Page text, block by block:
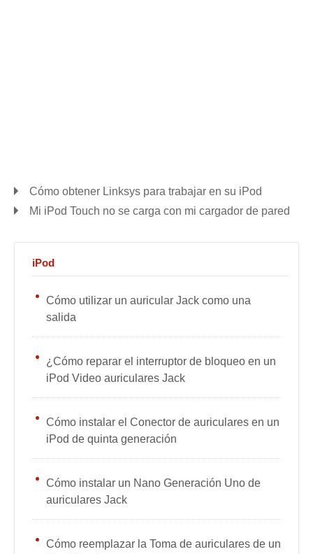
Cómo obtener Linksys para trabajar en su iPod
Mi iPod Touch no se carga con mi cargador de pared
iPod
Cómo utilizar un auricular Jack como una
salida
¿Cómo reparar el interruptor de bloqueo en un
iPod Video auriculares Jack
Cómo instalar el Conector de auriculares en un
iPod de quinta generación
Cómo instalar un Nano Generación Uno de
auriculares Jack
Cómo reemplazar la Toma de auriculares de un